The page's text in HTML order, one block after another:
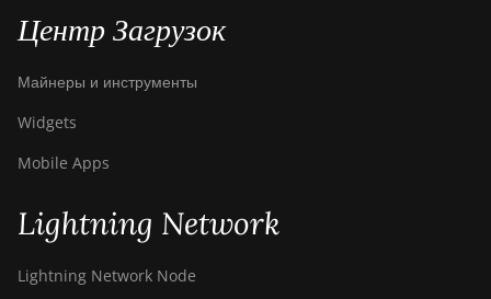
Центр Загрузок
Майнеры и инструменты
Widgets
Mobile Apps
Lightning Network
Lightning Network Node